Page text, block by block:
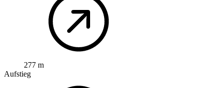
277 m
Aufstieg